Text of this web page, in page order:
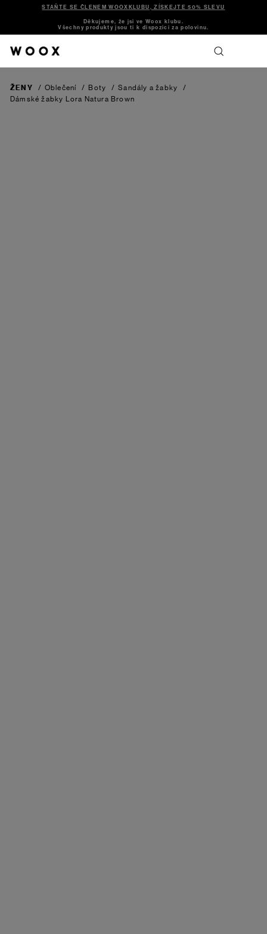
STAŇTE SE ČLENEM WOOXKLUBU, ZÍSKEJTE 50% SLEVU
Děkujeme, že jsi ve Woox klubu.
Všechny produkty jsou ti k dispozici za polovinu.
ŽENY / Oblečení / Boty / Sandály a žabky
/
Dámské žabky Lora Natura Brown